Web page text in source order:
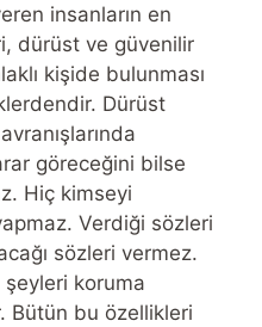
insanların en
dürüst ve güvenilir
kişide bulunması
Dürüst
göreceğini bilse
Hiç kimseyi
Verdiği sözleri
sözleri vermez.
koruma
Bütün bu özellikleri